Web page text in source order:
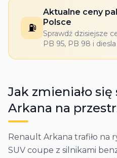
⛽
Aktualne ceny
Polsce
Sprawdź dzisiejsze
PB 95, PB 98 i diesla
Jak zmieniało się
Arkana na
Renault Arkana trafiło na
SUV coupe z silnikami